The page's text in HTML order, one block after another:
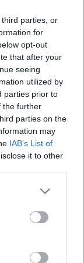
parties, or
for
opt-out
that after your
seeing
utilized by
parties prior to
the further
parties on the
may
IAB’s List of
it to other
more Google
may click to
party tags to
below Google
hogy
meg
hogy a
nyílnak
egy